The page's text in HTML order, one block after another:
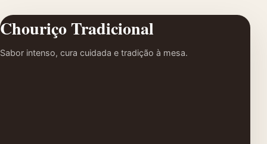
Chouriço Tradicional
Sabor intenso, cura cuidada e tradição à mesa.